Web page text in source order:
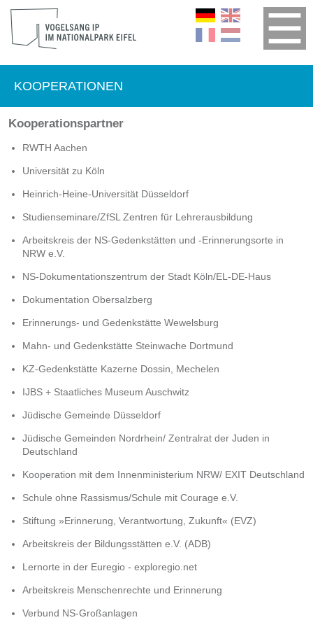
KOOPERATIONEN
Kooperationspartner
RWTH Aachen
Universität zu Köln
Heinrich-Heine-Universität Düsseldorf
Studienseminare/ZfSL Zentren für Lehrerausbildung
Arbeitskreis der NS-Gedenkstätten und -Erinnerungsorte in
NRW e.V.
NS-Dokumentationszentrum der Stadt Köln/EL-DE-Haus
Dokumentation Obersalzberg
Erinnerungs- und Gedenkstätte Wewelsburg
Mahn- und Gedenkstätte Steinwache Dortmund
KZ-Gedenkstätte Kazerne Dossin, Mechelen
IJBS + Staatliches Museum Auschwitz
Jüdische Gemeinde Düsseldorf
Jüdische Gemeinden Nordrhein/ Zentralrat der Juden in
Deutschland
Kooperation mit dem Innenministerium NRW/ EXIT Deutschland
Schule ohne Rassismus/Schule mit Courage e.V.
Stiftung »Erinnerung, Verantwortung, Zukunft« (EVZ)
Arbeitskreis der Bildungsstätten e.V. (ADB)
Lernorte in der Euregio - exploregio.net
Arbeitskreis Menschenrechte und Erinnerung
Verbund NS-Großanlagen